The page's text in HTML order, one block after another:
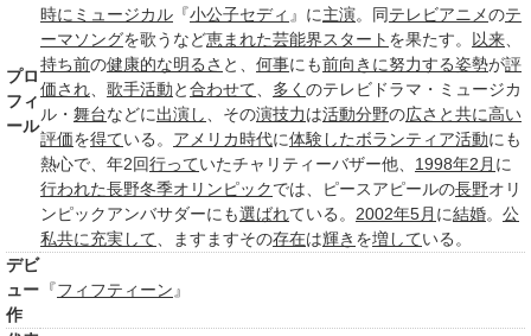
プロ
フィ
ール
時に ミュージカル 『小公子セディ 』に主演。同テレビアニメのテ
ーマソングを歌うなど恵まれた芸能界スタート を果たす。 以来
持ち前の健康的な明るさ と、 何事にも前向きに努力する姿勢が評
価され
歌手活動と合わせて 多く のテレビドラマ・ミュージカ
ル・ 舞台などに出演し 、その演技力は活動分野の広さ と共に高い
評価を得ている。 アメリカ時代に体験したボランティア活動にも
熱心で、年2回行っていたチャリティーバザー他、 1998年2月 に
行われた長野冬季オリンピックでは、ピースアピールの長野オリ
ンピックアンバサダーにも選ばれている。 2002年5月 に結婚。 公
私共に充実して 、ますますその存在は輝き を増している。
デビ
ュー
作
『フィフティーン 』